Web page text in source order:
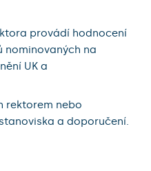
provádí hodnocení
nominovaných na
UK a
rektorem nebo
a doporučení.